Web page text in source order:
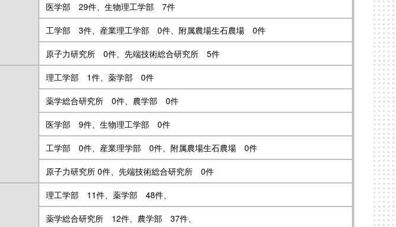
医学部 29件、生物理工学部 7件
工学部 3件、産業理工学部 0件、附属農場生石農場 0件
原子力研究所 0件、先端技術総合研究所 5件
理工学部 1件、薬学部 0件
薬学総合研究所 0件、農学部 0件
医学部 9件、生物理工学部 0件
工学部 0件、産業理学部 0件、附属農場生石農場 0件
原子力研究所 0件、先端技術総合研究所 0件
理工学部 11件、薬学部 48件、
薬学総合研究所 12件、農学部 37件、